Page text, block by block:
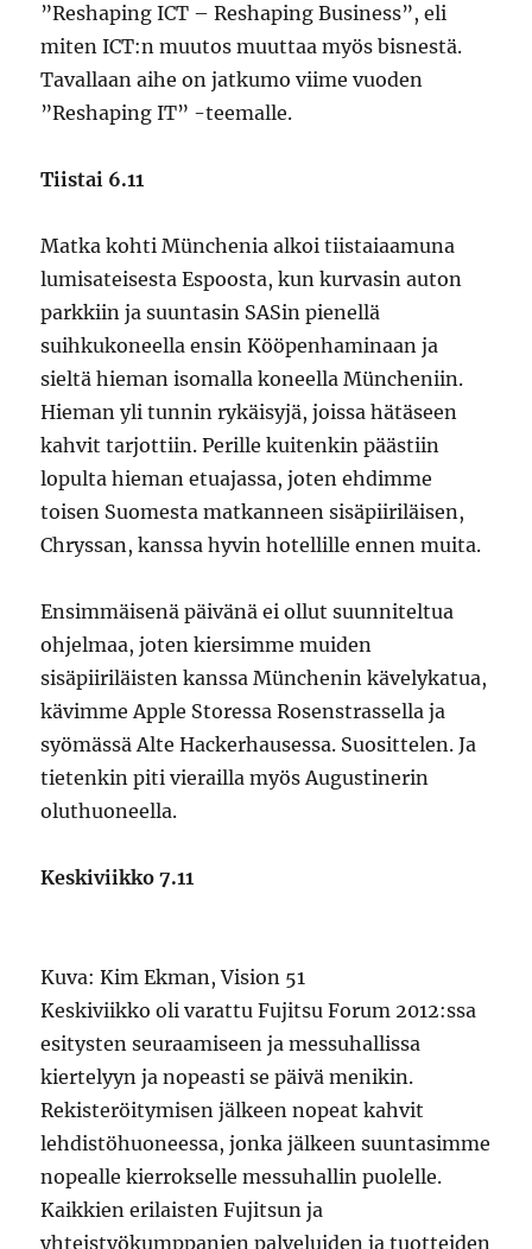
”Reshaping ICT – Reshaping Business”, eli
miten ICT:n muutos muuttaa myös bisnestä.
Tavallaan aihe on jatkumo viime vuoden
”Reshaping IT” -teemalle.
Tiistai 6.11
Matka kohti Münchenia alkoi tiistaiaamuna
lumisateisesta Espoosta, kun kurvasin auton
parkkiin ja suuntasin SASin pienellä
suihkukoneella ensin Kööpenhaminaan ja
sieltä hieman isomalla koneella Müncheniin.
Hieman yli tunnin rykäisyjä, joissa hätäseen
kahvit tarjottiin. Perille kuitenkin päästiin
lopulta hieman etuajassa, joten ehdimme
toisen Suomesta matkanneen sisäpiiriläisen,
Chryssan, kanssa hyvin hotellille ennen muita.
Ensimmäisenä päivänä ei ollut suunniteltua
ohjelmaa, joten kiersimme muiden
sisäpiiriläisten kanssa Münchenin kävelykatua,
kävimme Apple Storessa Rosenstrassella ja
syömässä Alte Hackerhausessa. Suosittelen. Ja
tietenkin piti vierailla myös Augustinerin
oluthuoneella.
Keskiviikko 7.11
Kuva: Kim Ekman, Vision 51
Keskiviikko oli varattu Fujitsu Forum 2012:ssa
esitysten seuraamiseen ja messuhallissa
kiertelyyn ja nopeasti se päivä menikin.
Rekisteröitymisen jälkeen nopeat kahvit
lehdistöhuoneessa, jonka jälkeen suuntasimme
nopealle kierrokselle messuhallin puolelle.
Kaikkien erilaisten Fujitsun ja
yhteistyökumppanien palveluiden ja tuotteiden